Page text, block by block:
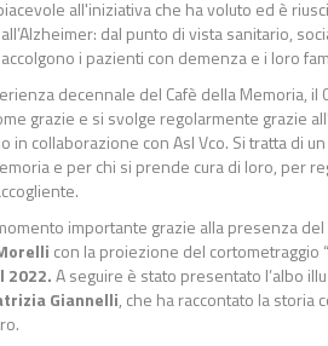
all'iniziativa che ha voluto ed è
dal punto di vista sanitario,
i pazienti con demenza e i loro
decennale del Cafè della Memoria, il
grazie e si svolge regolarmente grazie
in collaborazione con Asl Vco. Si tratta di
e per chi si prende cura di loro, per
importante grazie alla presenza
con la proiezione del cortometraggio “
2022.A seguire è stato presentato l’albo
Giannelli, che ha raccontato la storia